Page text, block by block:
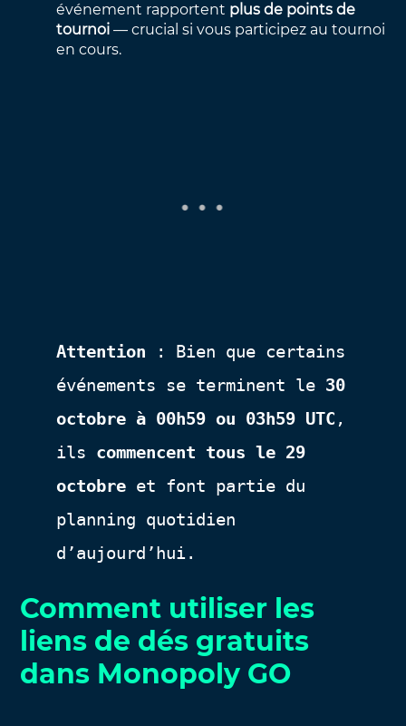
événement rapportent plus de points de
tournoi — crucial si vous participez au tournoi
en cours.
Attention : Bien que certains
événements se terminent le 30
octobre à 00h59 ou 03h59 UTC ,
ils commencent tous le 29
octobre et font partie du
planning quotidien
d’aujourd’hui.
Comment utiliser les
liens de dés gratuits
dans Monopoly GO